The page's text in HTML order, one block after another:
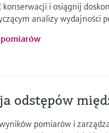
i osiągnij
analizy wydajności
odstępów
pomiarów i